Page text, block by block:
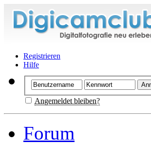
Registrieren
Hilfe
Angemeldet bleiben?
Forum